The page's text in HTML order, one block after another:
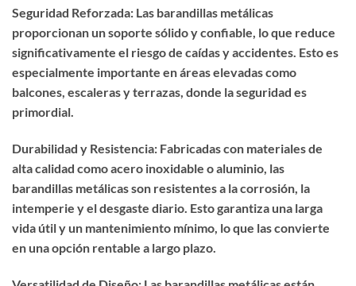
Seguridad Reforzada: Las barandillas metálicas
proporcionan un soporte sólido y confiable, lo que reduce
significativamente el riesgo de caídas y accidentes. Esto es
especialmente importante en áreas elevadas como
balcones, escaleras y terrazas, donde la seguridad es
primordial.
Durabilidad y Resistencia: Fabricadas con materiales de
alta calidad como acero inoxidable o aluminio, las
barandillas metálicas son resistentes a la corrosión, la
intemperie y el desgaste diario. Esto garantiza una larga
vida útil y un mantenimiento mínimo, lo que las convierte
en una opción rentable a largo plazo.